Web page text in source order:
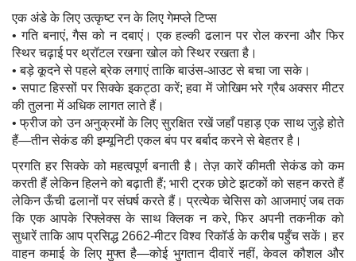
एक अंडे के लिए उत्कृष्ट रन के लिए गेमप्ले टिप्स
• गति बनाएं, गैस को न दबाएं। एक हल्की ढलान पर रोल करना और फिर
स्थिर चढ़ाई पर थ्रॉटल रखना खोल को स्थिर रखता है।
• बड़े कूदने से पहले ब्रेक लगाएं ताकि बाउंस-आउट से बचा जा सके।
• सपाट हिस्सों पर सिक्के इकट्ठा करें; हवा में जोखिम भरे ग्रैब अक्सर मीटर
की तुलना में अधिक लागत लाते हैं।
• फ्रीज को उन अनुक्रमों के लिए सुरक्षित रखें जहाँ पहाड़ एक साथ जुड़े होते
हैं—तीन सेकंड की इम्यूनिटी एकल बंप पर बर्बाद करने से बेहतर है।
प्रगति हर सिक्के को महत्वपूर्ण बनाती है। तेज़ कारें कीमती सेकंड को कम
करती हैं लेकिन हिलने को बढ़ाती हैं; भारी ट्रक छोटे झटकों को सहन करते हैं
लेकिन ऊँची ढलानों पर संघर्ष करते हैं। प्रत्येक चेसिस को आजमाएं जब तक
कि एक आपके रिफ्लेक्स के साथ क्लिक न करे, फिर अपनी तकनीक को
सुधारें ताकि आप प्रसिद्ध 2662-मीटर विश्व रिकॉर्ड के करीब पहुँच सकें। हर
वाहन कमाई के लिए मुफ्त है—कोई भुगतान दीवारें नहीं, केवल कौशल और